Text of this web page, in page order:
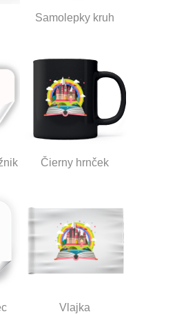
Samolepky kruh
Čierny hrnček
Vlajka